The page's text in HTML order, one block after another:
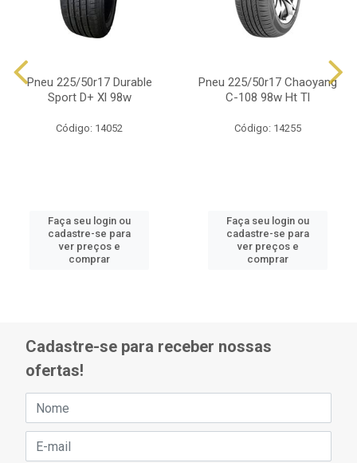
Pneu 225/50r17 Durable
Sport D+ Xl 98w
Código: 14052
Faça seu login ou
cadastre-se para
ver preços e
comprar
Pneu 225/50r17 Chaoyang
C-108 98w Ht Tl
Código: 14255
Faça seu login ou
cadastre-se para
ver preços e
comprar
Cadastre-se para receber nossas
ofertas!